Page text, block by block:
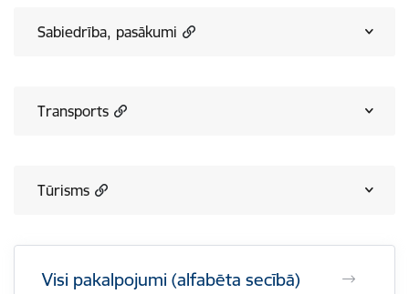
Sabiedrība, pasākumi
Transports
Tūrisms
Visi pakalpojumi (alfabēta secībā)